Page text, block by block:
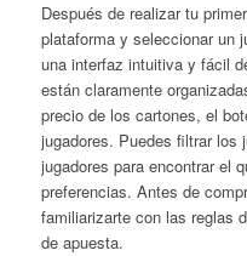
Después de realizar tu
plataforma y seleccionar un
una interfaz intuitiva y fácil
están claramente
precio de los cartones, el
jugadores. Puedes filtrar los
jugadores para encontrar el
preferencias. Antes de
familiarizarte con las reglas
de apuesta.